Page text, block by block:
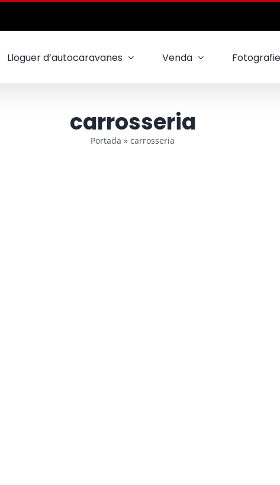
Lloguer d’autocaravanes Venda
carrosseria
Portada » carrosseria